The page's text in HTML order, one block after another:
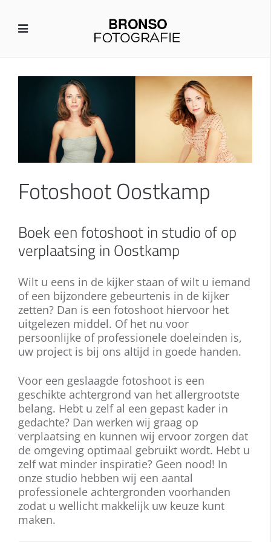
Fotoshoot Oostkamp
Boek een fotoshoot in studio of op
verplaatsing in Oostkamp
Wilt u eens in de kijker staan of wilt u iemand
of een bijzondere gebeurtenis in de kijker
zetten? Dan is een fotoshoot hiervoor het
uitgelezen middel. Of het nu voor
persoonlijke of professionele doeleinden is,
uw project is bij ons altijd in goede handen.
Voor een geslaagde fotoshoot is een
geschikte achtergrond van het allergrootste
belang. Hebt u zelf al een gepast kader in
gedachte? Dan werken wij graag op
verplaatsing en kunnen wij ervoor zorgen dat
de omgeving optimaal gebruikt wordt. Hebt u
zelf wat minder inspiratie? Geen nood! In
onze studio hebben wij een aantal
professionele achtergronden voorhanden
zodat u wellicht makkelijk uw keuze kunt
maken.